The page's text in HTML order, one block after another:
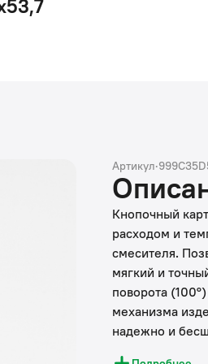
Артикул·
Кнопочный
расходом и
смесителя.
мягкий и
поворота
механизма
надежно и